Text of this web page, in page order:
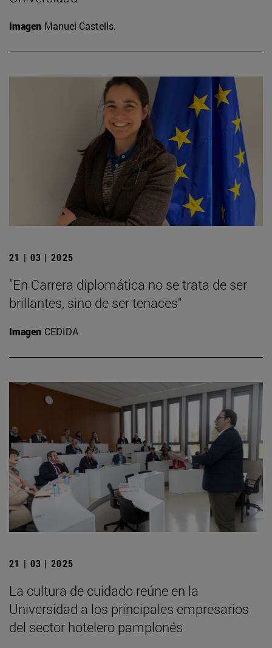
Imagen Manuel Castells.
21 | 03 | 2025
"En Carrera diplomática no se trata de ser
brillantes, sino de ser tenaces"
Imagen CEDIDA
21 | 03 | 2025
La cultura de cuidado reúne en la
Universidad a los principales empresarios
del sector hotelero pamplonés